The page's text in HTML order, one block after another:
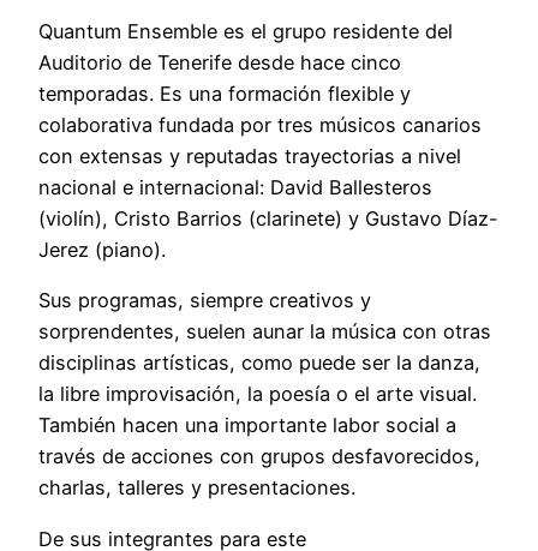
Quantum Ensemble es el grupo residente del
Auditorio de Tenerife desde hace cinco
temporadas. Es una formación flexible y
colaborativa fundada por tres músicos canarios
con extensas y reputadas trayectorias a nivel
nacional e internacional: David Ballesteros
(violín), Cristo Barrios (clarinete) y Gustavo Díaz-
Jerez (piano).
Sus programas, siempre creativos y
sorprendentes, suelen aunar la música con otras
disciplinas artísticas, como puede ser la danza,
la libre improvisación, la poesía o el arte visual.
También hacen una importante labor social a
través de acciones con grupos desfavorecidos,
charlas, talleres y presentaciones.
De sus integrantes para este